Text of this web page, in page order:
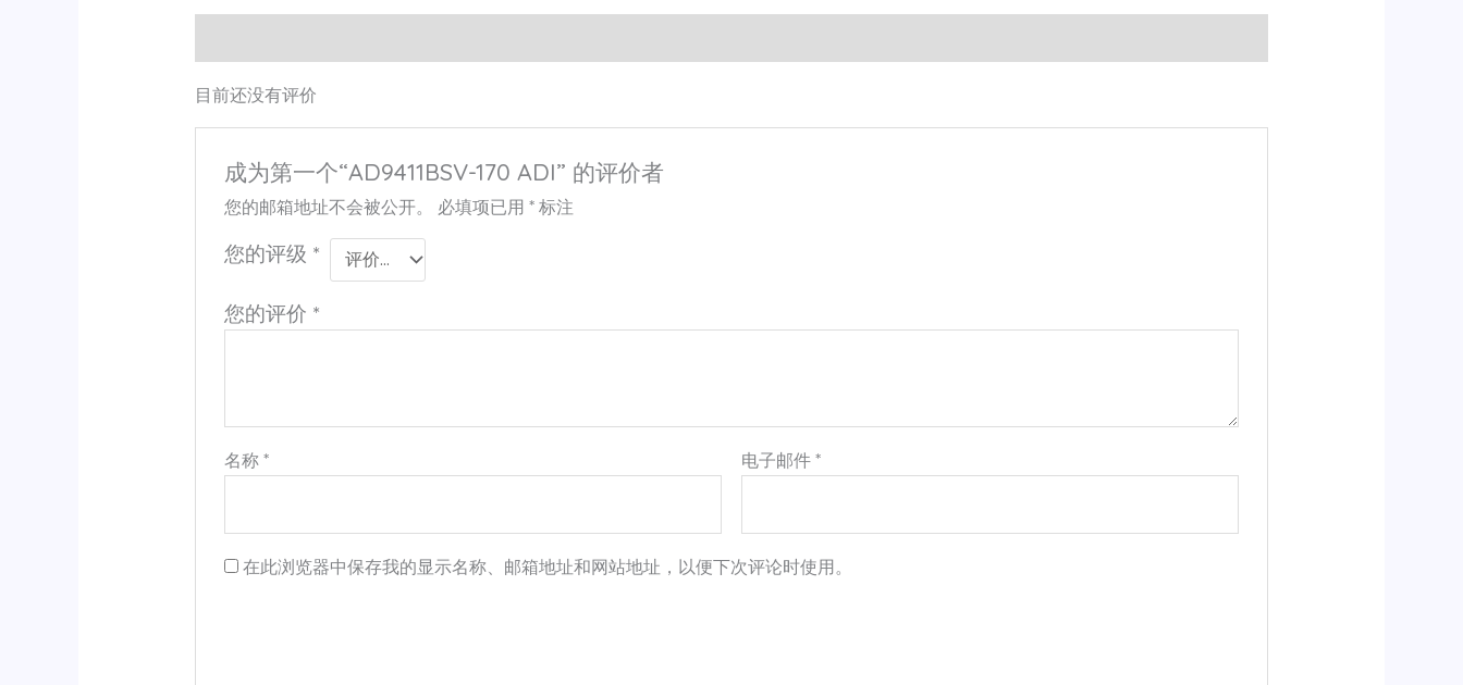
目前还没有评价
成为第一个“AD9411BSV-170 ADI” 的评价者
您的邮箱地址不会被公开。 必填项已用* 标注
您的评级 *
您的评价 *
名称* 电子邮件*
在此浏览器中保存我的显示名称、邮箱地址和网站地址，以便下次评论时使用。